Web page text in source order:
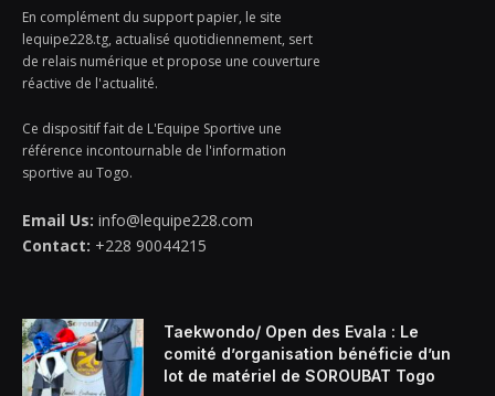
En complément du support papier, le site
lequipe228.tg, actualisé quotidiennement, sert
de relais numérique et propose une couverture
réactive de l'actualité.
Ce dispositif fait de L'Equipe Sportive une
référence incontournable de l'information
sportive au Togo.
Email Us: info@lequipe228.com
Contact: +228 90044215
Taekwondo/ Open des Evala : Le
comité d’organisation bénéficie d’un
lot de matériel de SOROUBAT Togo